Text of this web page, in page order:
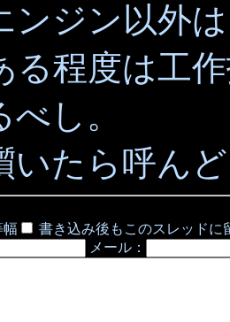
ンジン以外
る程度は工
し。
いたら呼ん
書き込み後もこのスレッドに
メール：